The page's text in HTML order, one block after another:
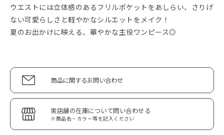
ウエストには立体感のあるフリルポケットをあしらい、さりげ
ない可愛らしさと軽やかなシルエットをメイク！
夏のお出かけに映える、華やかな主役ワンピース◎
商品に関するお問い合わせ
実店舗の在庫について問い合わせる
※商品名・カラー等を記入ください